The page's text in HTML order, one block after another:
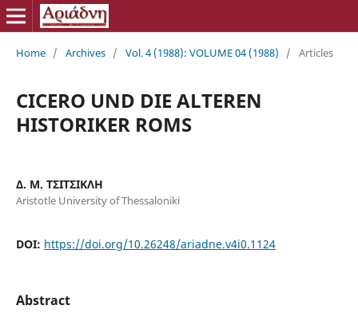
Home / Archives / Vol. 4 (1988): VOLUME 04 (1988) / Articles
CICERO UND DIE ALTEREN
HISTORIKER ROMS
Δ. Μ. ΤΣΙΤΣΙΚΛΗ
Aristotle University of Thessaloniki
DOI: https://doi.org/10.26248/ariadne.v4i0.1124
Abstract